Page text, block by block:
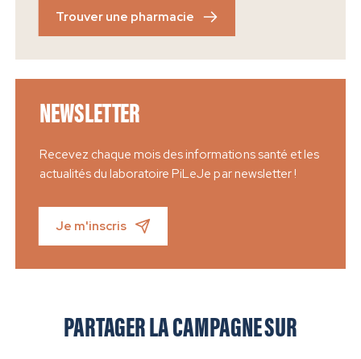
Trouver une pharmacie
NEWSLETTER
Recevez chaque mois des informations santé et les
actualités du laboratoire PiLeJe par newsletter !
Je m'inscris
PARTAGER LA CAMPAGNE SUR